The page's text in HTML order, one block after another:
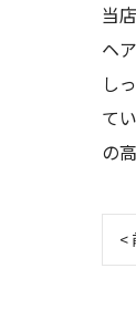
当
ヘ
し
て
の
<